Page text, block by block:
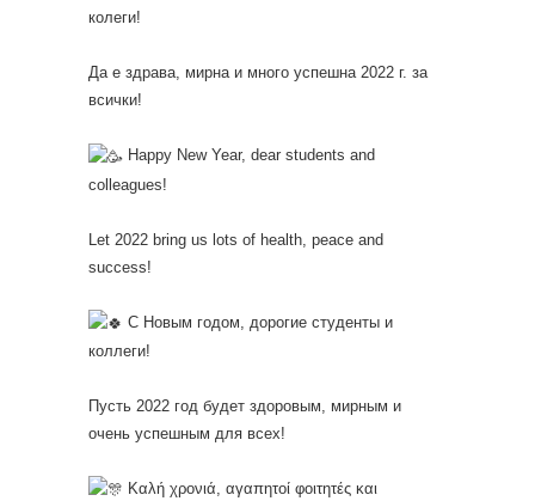
колеги!
Да е здрава, мирна и много успешна 2022 г. за
всички!
Happy New Year, dear students and
colleagues!
Let 2022 bring us lots of health, peace and
success!
С Новым годом, дорогие студенты и
коллеги!
Пусть 2022 год будет здоровым, мирным и
очень успешным для всех!
Καλή χρονιά, αγαπητοί φοιτητές και